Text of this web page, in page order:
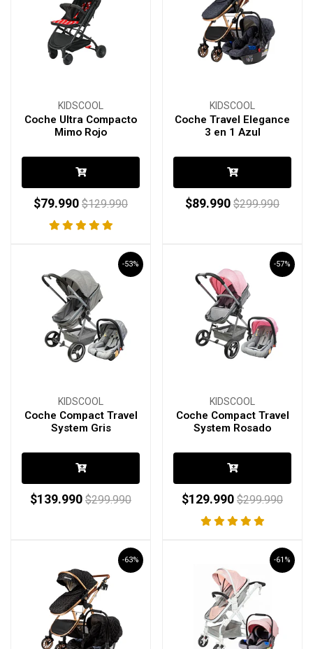
KIDSCOOL
Coche Ultra Compacto
Mimo Rojo
$79.990 $129.990
KIDSCOOL
Coche Travel Elegance
3 en 1 Azul
$89.990 $299.990
-53%
KIDSCOOL
Coche Compact Travel
System Gris
$139.990 $299.990
-57%
KIDSCOOL
Coche Compact Travel
System Rosado
$129.990 $299.990
-63% -61%